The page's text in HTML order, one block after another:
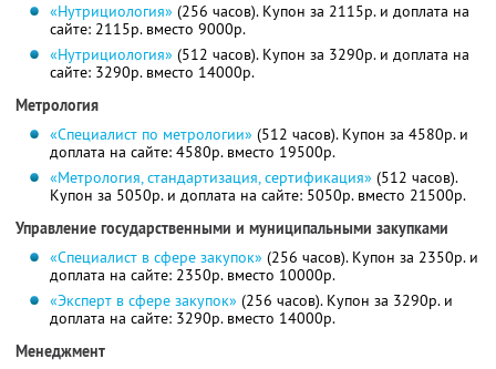
«Нутрициология» (256 часов). Купон за 2115р. и доплата на
сайте: 2115р. вместо 9000р.
«Нутрициология» (512 часов). Купон за 3290р. и доплата на
сайте: 3290р. вместо 14000р.
Метрология
«Специалист по метрологии» (512 часов). Купон за 4580р. и
доплата на сайте: 4580р. вместо 19500р.
«Метрология, стандартизация, сертификация» (512 часов).
Купон за 5050р. и доплата на сайте: 5050р. вместо 21500р.
Управление государственными и муниципальными закупками
«Специалист в сфере закупок» (256 часов). Купон за 2350р. и
доплата на сайте: 2350р. вместо 10000р.
«Эксперт в сфере закупок» (256 часов). Купон за 3290р. и
доплата на сайте: 3290р. вместо 14000р.
Менеджмент